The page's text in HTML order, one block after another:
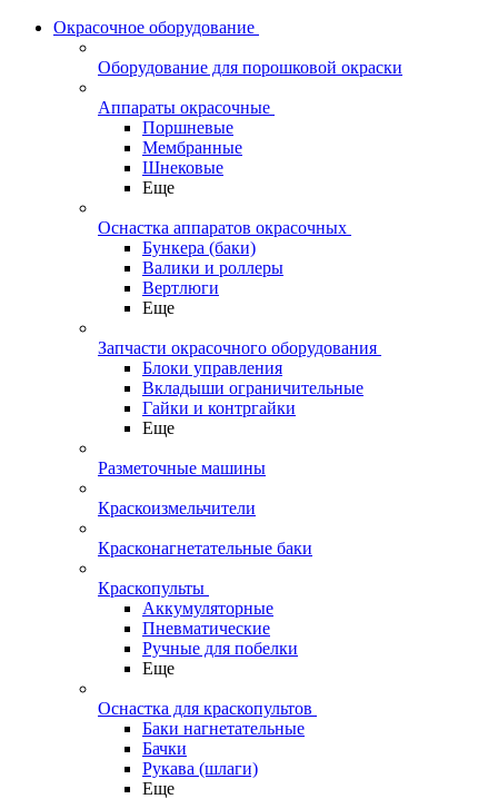
Окрасочное оборудование
Оборудование для порошковой окраски
Аппараты окрасочные
Поршневые
Мембранные
Шнековые
Еще
Оснастка аппаратов окрасочных
Бункера (баки)
Валики и роллеры
Вертлюги
Еще
Запчасти окрасочного оборудования
Блоки управления
Вкладыши ограничительные
Гайки и контргайки
Еще
Разметочные машины
Краскоизмельчители
Красконагнетательные баки
Краскопульты
Аккумуляторные
Пневматические
Ручные для побелки
Еще
Оснастка для краскопультов
Баки нагнетательные
Бачки
Рукава (шлаги)
Еще